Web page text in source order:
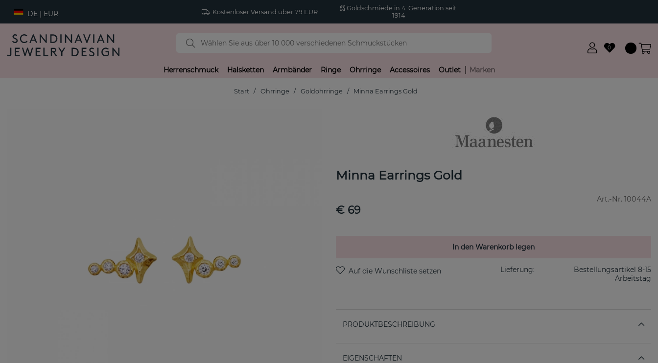
DE | EUR Kostenloser Versand über 79 EUR
Goldschmiede in 4. Generation seit
1914
0
Herrenschmuck Halsketten Armbänder Ringe Ohrringe Accessoires Outlet Marken
Start Ohrringe Goldohrringe Minna Earrings Gold
Minna Earrings Gold
Art.-Nr. 10044A
€ 69
In den Warenkorb legen
Lieferung:
Bestellungsartikel 8-15
Arbeitstag
PRODUKTBESCHREIBUNG
EIGENSCHAFTEN